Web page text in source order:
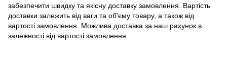
забезпечити швидку та якісну доставку замовлення. Вартість
доставки залежить від ваги та об'єму товару, а також від
вартості замовлення. Можлива доставка за наш рахунок в
залежності від вартості замовлення.